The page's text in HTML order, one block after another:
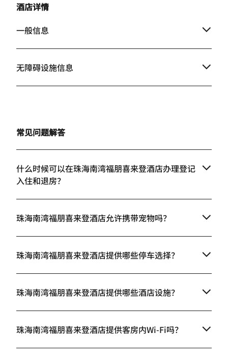
酒店详情
一般信息
无障碍设施信息
常见问题解答
什么时候可以在珠海南湾福朋喜来登酒店办理登记
入住和退房？
珠海南湾福朋喜来登酒店允许携带宠物吗？
珠海南湾福朋喜来登酒店提供哪些停车选择？
珠海南湾福朋喜来登酒店提供哪些酒店设施？
珠海南湾福朋喜来登酒店提供客房内Wi-Fi吗？